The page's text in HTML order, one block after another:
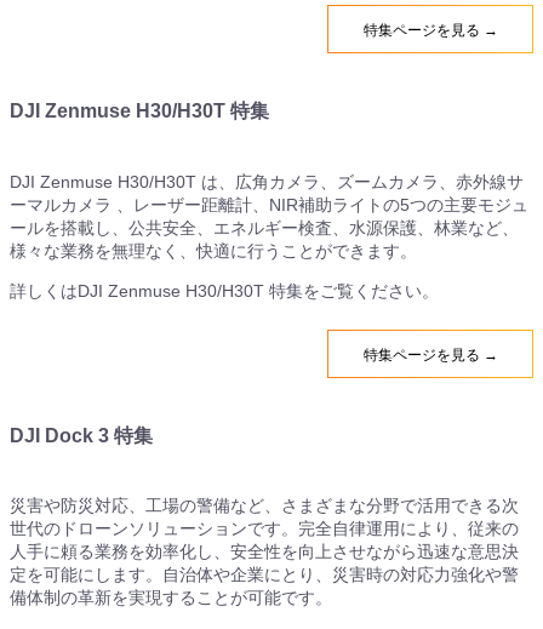
特集ページを見る →
DJI Zenmuse H30/H30T 特集
DJI Zenmuse H30/H30T は、広角カメラ、ズームカメラ、赤外線サ
ーマルカメラ 、レーザー距離計、NIR補助ライトの5つの主要モジュ
ールを搭載し、公共安全、エネルギー検査、水源保護、林業など、
様々な業務を無理なく、快適に行うことができます。
詳しくはDJI Zenmuse H30/H30T 特集をご覧ください。
特集ページを見る →
DJI Dock 3 特集
災害や防災対応、工場の警備など、さまざまな分野で活用できる次
世代のドローンソリューションです。完全自律運用により、従来の
人手に頼る業務を効率化し、安全性を向上させながら迅速な意思決
定を可能にします。自治体や企業にとり、災害時の対応力強化や警
備体制の革新を実現することが可能です。